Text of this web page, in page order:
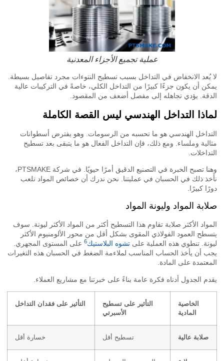
عملية تجميع الأجزاء المعدنية
الانخفاض في التداخل بسبب تسطيح النتوءات مجرد تفاصيل بسيطة.
أن يكون جزءًا كبيرًا من التداخل الكلي، خاصةً في التركيبات عالية
يؤدي تجاهله إلى مفصل أضعف من المقصود.
التداخل الهندسي ليس القصة الكاملة
الهندسي هو ما تحسبه من الرسومات. وهو يفترض أسطوانات
وملساء. ومع ذلك، فإن التداخل الفعال هو ما يتبقى بعد تسطيح
وهنا تصبح الخبرة في التصنيع الدقيق أمرًا حيويًا. في شركة PTSMAKE،
ذلك في الحسبان في عمليتنا. نحن ندرك أن خصائص المواد تلعب
كبيرًا.
المواد وليونة المواد
الأكثر صلابة تقاوم هذا التسطيح أكثر من المواد الأكثر ليونة. سوف
العمود الفولاذي المقوى بشكل أقل من محور الألومنيوم الأكثر
تنطوي هذه العملية على تشوه البلاستيك على المستوى المجهري.
أن يأخذ الحساب المناسب لملاءمة الضغط في الحسبان هذه التغيرات
على المادة.
الجدول أدناه فكرة عامة بناءً على خبرتنا مع مشاريع العملاء.
الخاصية
المادية
التأثير على تسطيح
الأسبرتي
التأثير على فقدان التداخل
صلابة عالية تسطيح أقل خسارة أقل